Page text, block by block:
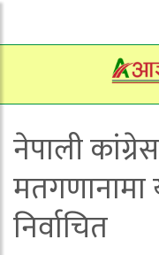
नेपाली
मतगणानामा
निर्वाचित